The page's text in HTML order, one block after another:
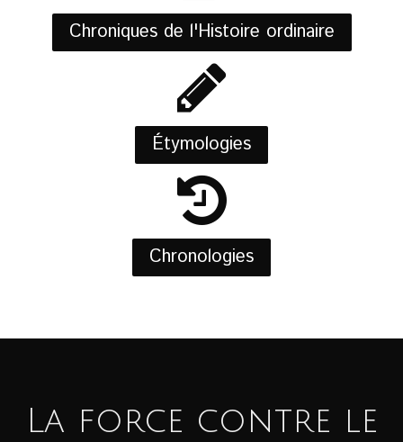
Chroniques de l'Histoire ordinaire
Étymologies
Chronologies
La force contre le